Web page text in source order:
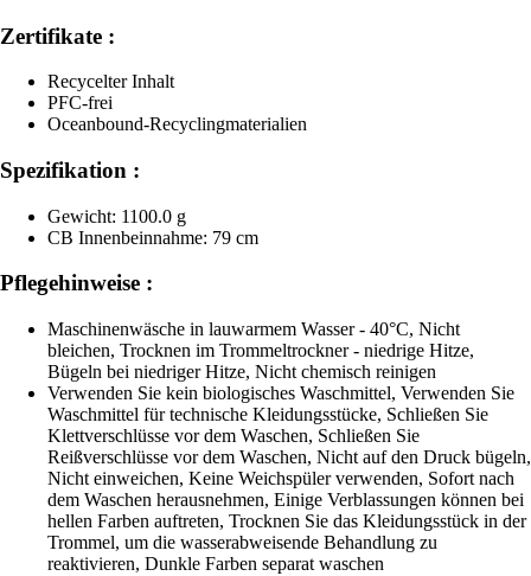
Zertifikate :
Recycelter Inhalt
PFC-frei
Oceanbound-Recyclingmaterialien
Spezifikation :
Gewicht: 1100.0 g
CB Innenbeinnahme: 79 cm
Pflegehinweise :
Maschinenwäsche in lauwarmem Wasser - 40°C, Nicht
bleichen, Trocknen im Trommeltrockner - niedrige Hitze,
Bügeln bei niedriger Hitze, Nicht chemisch reinigen
Verwenden Sie kein biologisches Waschmittel, Verwenden Sie
Waschmittel für technische Kleidungsstücke, Schließen Sie
Klettverschlüsse vor dem Waschen, Schließen Sie
Reißverschlüsse vor dem Waschen, Nicht auf den Druck bügeln,
Nicht einweichen, Keine Weichspüler verwenden, Sofort nach
dem Waschen herausnehmen, Einige Verblassungen können bei
hellen Farben auftreten, Trocknen Sie das Kleidungsstück in der
Trommel, um die wasserabweisende Behandlung zu
reaktivieren, Dunkle Farben separat waschen